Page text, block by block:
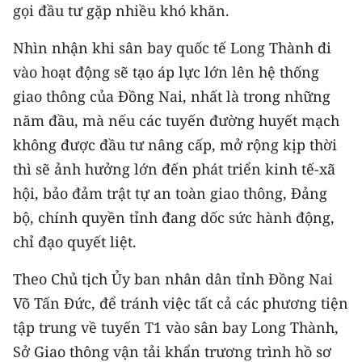
gọi đầu tư gặp nhiều khó khăn.
Nhìn nhận khi sân bay quốc tế Long Thành đi
vào hoạt động sẽ tạo áp lực lớn lên hệ thống
giao thông của Đồng Nai, nhất là trong những
năm đầu, mà nếu các tuyến đường huyết mạch
không được đầu tư nâng cấp, mở rộng kịp thời
thì sẽ ảnh hưởng lớn đến phát triển kinh tế-xã
hội, bảo đảm trật tự an toàn giao thông, Đảng
bộ, chính quyền tỉnh đang dốc sức hành động,
chỉ đạo quyết liệt.
Theo Chủ tịch Ủy ban nhân dân tỉnh Đồng Nai
Võ Tấn Đức, để tránh việc tất cả các phương tiện
tập trung về tuyến T1 vào sân bay Long Thành,
Sở Giao thông vận tải khẩn trương trình hồ sơ